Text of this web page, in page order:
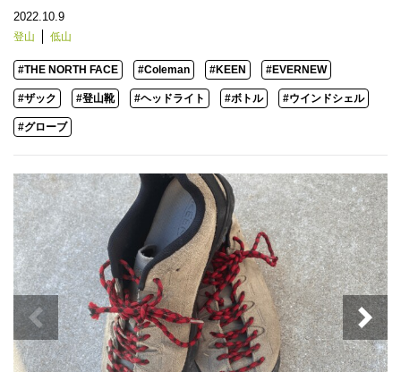
2022.10.9
登山 低山
#THE NORTH FACE #Coleman #KEEN #EVERNEW
#ザック #登山靴 #ヘッドライト #ボトル #ウインドシェル
#グローブ